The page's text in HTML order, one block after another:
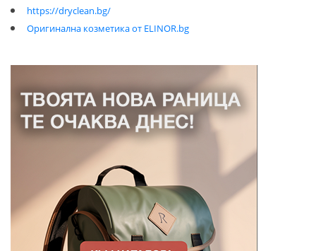
https://dryclean.bg/
Оригинална козметика от ELINOR.bg